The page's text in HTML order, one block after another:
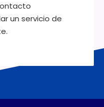
un servicio de